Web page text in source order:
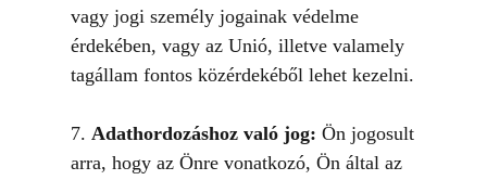
vagy jogi személy jogainak védelme
érdekében, vagy az Unió, illetve valamely
tagállam fontos közérdekéből lehet kezelni.
7. Adathordozáshoz való jog: Ön jogosult
arra, hogy az Önre vonatkozó, Ön által az